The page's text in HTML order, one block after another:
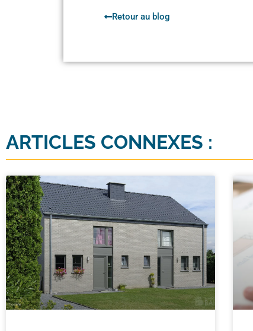
Retour au blog
ARTICLES CONNEXES :